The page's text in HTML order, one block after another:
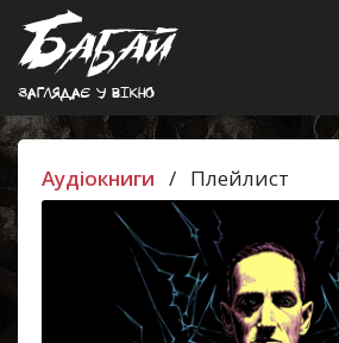
Заглядає у вiкно
Аудіокниги / Плейлист